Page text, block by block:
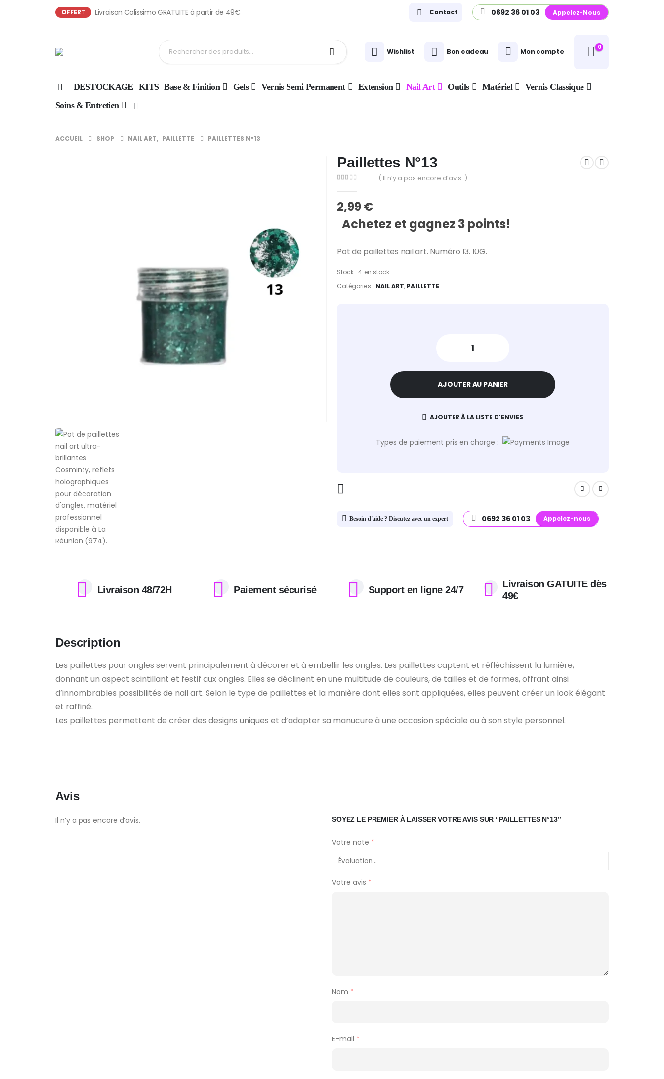
OFFERT Livraison Colissimo GRATUITE à partir de 49€ Contact 0692 36 01 03 Appelez-Nous
Wishlist Bon cadeau Mon compte 0
DESTOCKAGE KITS Base & Finition Gels Vernis Semi Permanent Extension Nail Art Outils Matériel
Vernis Classique
Soins & Entretien
ACCUEIL SHOP NAIL ART, PAILLETTE PAILLETTES N°13
Paillettes N°13
( Il n’y a pas encore d’avis. )
2,99€
Achetez et gagnez 3 points!
Pot de paillettes nail art. Numéro 13. 10G.
Stock :4 en stock
Catégories : NAIL ART, PAILLETTE
AJOUTER AU PANIER
AJOUTER À LA LISTE D’ENVIES
Types de paiement pris en charge :
Besoin d'aide ? Discutez avec un expert 0692 36 01 03 Appelez-nous
Livraison 48/72H Paiement sécurisé Support en ligne 24/7
Livraison GATUITE dès
49€
Description
Les paillettes pour ongles servent principalement à décorer et à embellir les ongles. Les paillettes captent et réfléchissent la lumière,
donnant un aspect scintillant et festif aux ongles. Elles se déclinent en une multitude de couleurs, de tailles et de formes, offrant ainsi
d’innombrables possibilités de nail art. Selon le type de paillettes et la manière dont elles sont appliquées, elles peuvent créer un look élégant
et raffiné.
Les paillettes permettent de créer des designs uniques et d’adapter sa manucure à une occasion spéciale ou à son style personnel.
Avis
Il n’y a pas encore d’avis. SOYEZ LE PREMIER À LAISSER VOTRE AVIS SUR “PAILLETTES N°13”
Votre note *
Votre avis *
Nom *
E-mail *